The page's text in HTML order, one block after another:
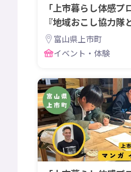
「上市暮らし体感プ
『地域おこし協力
めぐり』
富山県上市町
イベント・体験